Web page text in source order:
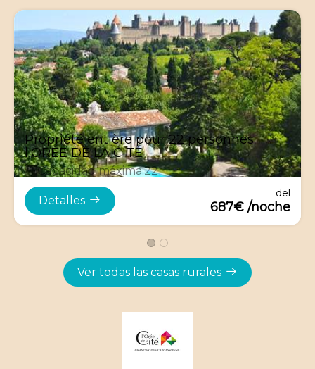
Propriété entière pour 22 personnes
l'ORÉE DE LA CITÉ
Capacidad máxima:22
Detalles
del
687€ /noche
Ver todas las casas rurales